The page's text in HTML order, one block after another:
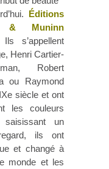
Éditions
& Muninn
Ils s’appellent
Henri Cartier-
Robert
ou Raymond
siècle et ont
les couleurs
saisissant un
ils ont
et changé à
monde et les